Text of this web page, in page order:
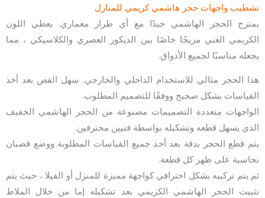
تشطيب واجهات حجر هاشمي كريمي للمنازل
يمتزج الحجر الهاشمي جيدًا مع أي طراز معماري. يعطي اللون
الكريمي الغني مزيجًا خاصًا بين الديكور العصري والكلاسيكي ، مما
يجعله مناسبًا لجميع الأذواق.
هذا الحجر مثالي للاستخدام الداخلي والخارجي. سهل القص بعد أخذ
القياسات بشكل صحيح ووفقًا للتصميم المطلوب.
الواجهات متعددة التصميمات مصنوعة من الحجر الهاشمي الخفيف
الذي يسهل قطعه وتشكيله بواسطة فنيين محترفين.
يتم قطع الحجر بدقة بعد أخذ جميع القياسات المطلوبة ووضع قضبان
نحاسية على ظهر كل قطعة.
ثم يتم تركيبه بشكل احترافي كواجهة مميزة للمنزل أو الفيلا ، حيث يتم
تثبيت الحجر الهاشمي الكريمي بعد تشكيله إما من خلال الملاط